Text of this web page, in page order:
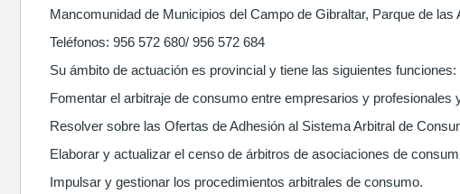
Mancomunidad de Municipios del Campo de Gibraltar, Parque de
Teléfonos: 956 572 680/ 956 572 684
Su ámbito de actuación es provincial y tiene las siguientes funciones:
Fomentar el arbitraje de consumo entre empresarios y profesionales
Resolver sobre las Ofertas de Adhesión al Sistema Arbitral de
Elaborar y actualizar el censo de árbitros de asociaciones de
Impulsar y gestionar los procedimientos arbitrales de consumo.